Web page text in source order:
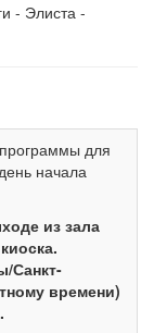
- Элиста -
для
начала
из зала
Санкт-
времени)